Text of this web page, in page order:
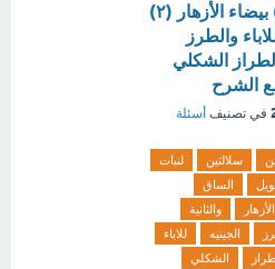
: قصير الساق (٤) بيضاء الأزهار (٢)
والطرز
الطراز الشكلي
الشرح
في تصنيف أسئلة
سلالتين
لنبات
الساق
الأزهار
والثانية
الجينيه
للاباء
الشكلي